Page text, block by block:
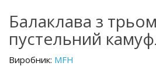
Балаклава з
пустельний
Виробник: MFH